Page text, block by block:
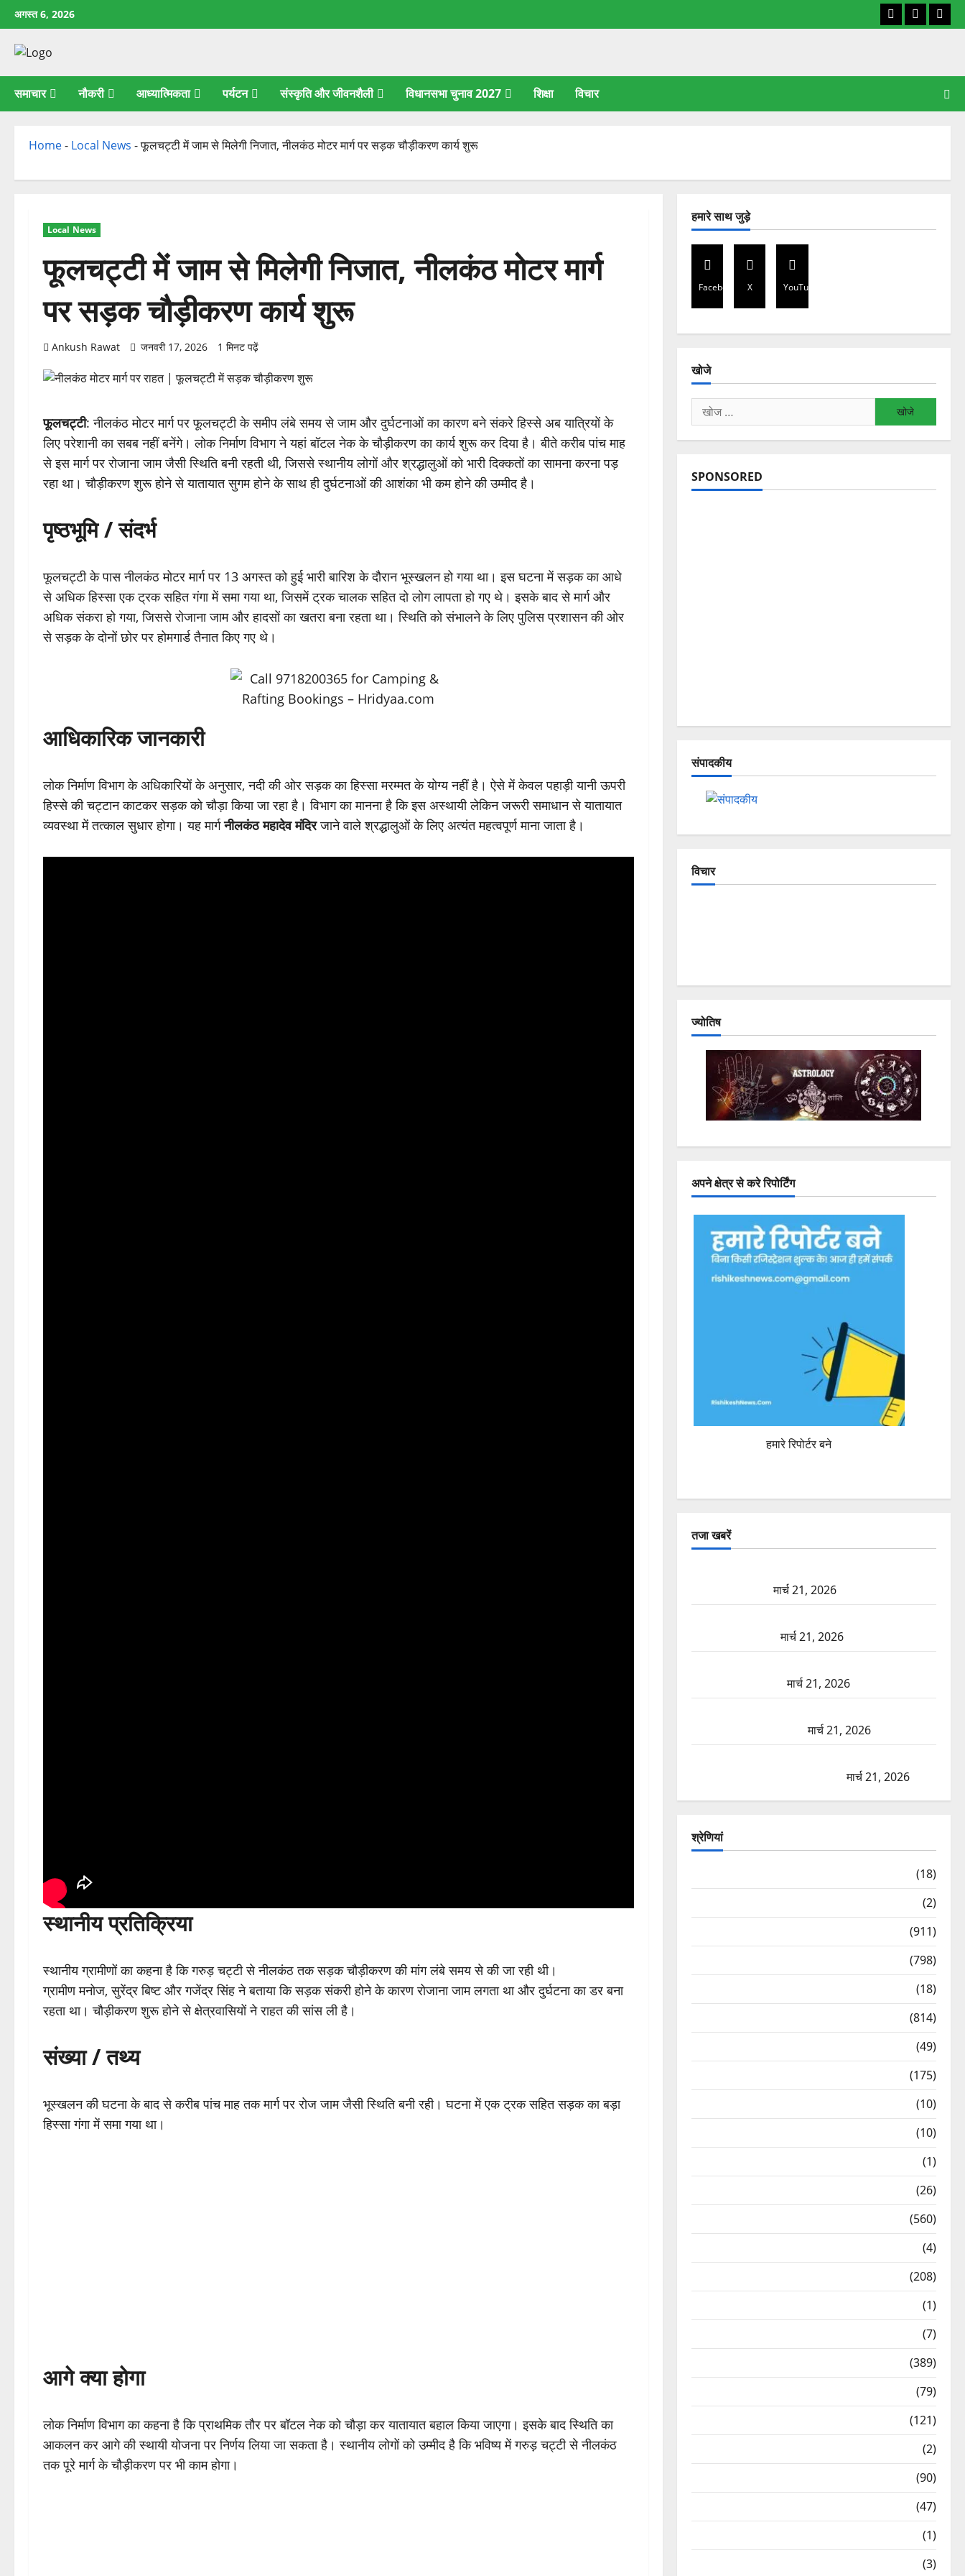
छोड़कर
सामग्री
अगस्त 6, 2026 Facebook
X
समाचार नौकरी आध्यात्मिकता पर्यटन संस्कृति और जीवनशैली विधानसभा चुनाव 2027 शिक्षा विचार
Home- Local News -फूलचट्टी में जाम से मिलेगी निजात, नीलकंठ मोटर मार्ग पर सड़क चौड़ीकरण कार्य शुरू
Local News
फूलचट्टी में जाम से मिलेगी निजात, नीलकंठ मोटर मार्ग
पर सड़क चौड़ीकरण कार्य शुरू
Ankush Rawat जनवरी 17, 2026 1 मिनट पढ़ें
फूलचट्टी: नीलकंठ मोटर मार्ग पर फूलचट्टी के समीप लंबे समय से जाम और दुर्घटनाओं का कारण बने संकरे हिस्से अब यात्रियों के
लिए परेशानी का सबब नहीं बनेंगे। लोक निर्माण विभाग ने यहां बॉटल नेक के चौड़ीकरण का कार्य शुरू कर दिया है। बीते करीब पांच माह
से इस मार्ग पर रोजाना जाम जैसी स्थिति बनी रहती थी, जिससे स्थानीय लोगों और श्रद्धालुओं को भारी दिक्कतों का सामना करना पड़
रहा था। चौड़ीकरण शुरू होने से यातायात सुगम होने के साथ ही दुर्घटनाओं की आशंका भी कम होने की उम्मीद है।
पृष्ठभूमि / संदर्भ
फूलचट्टी के पास नीलकंठ मोटर मार्ग पर 13 अगस्त को हुई भारी बारिश के दौरान भूस्खलन हो गया था। इस घटना में सड़क का आधे
से अधिक हिस्सा एक ट्रक सहित गंगा में समा गया था, जिसमें ट्रक चालक सहित दो लोग लापता हो गए थे। इसके बाद से मार्ग और
अधिक संकरा हो गया, जिससे रोजाना जाम और हादसों का खतरा बना रहता था। स्थिति को संभालने के लिए पुलिस प्रशासन की ओर
से सड़क के दोनों छोर पर होमगार्ड तैनात किए गए थे।
आधिकारिक जानकारी
लोक निर्माण विभाग के अधिकारियों के अनुसार, नदी की ओर सड़क का हिस्सा मरम्मत के योग्य नहीं है। ऐसे में केवल पहाड़ी यानी ऊपरी
हिस्से की चट्टान काटकर सड़क को चौड़ा किया जा रहा है। विभाग का मानना है कि इस अस्थायी लेकिन जरूरी समाधान से यातायात
व्यवस्था में तत्काल सुधार होगा। यह मार्गनीलकंठ महादेव मंदिरजाने वाले श्रद्धालुओं के लिए अत्यंत महत्वपूर्ण माना जाता है।
स्थानीय प्रतिक्रिया
स्थानीय ग्रामीणों का कहना है कि गरुड़ चट्टी से नीलकंठ तक सड़क चौड़ीकरण की मांग लंबे समय से की जा रही थी।
ग्रामीण मनोज, सुरेंद्र बिष्ट और गजेंद्र सिंह ने बताया कि सड़क संकरी होने के कारण रोजाना जाम लगता था और दुर्घटना का डर बना
रहता था। चौड़ीकरण शुरू होने से क्षेत्रवासियों ने राहत की सांस ली है।
संख्या / तथ्य
भूस्खलन की घटना के बाद से करीब पांच माह तक मार्ग पर रोज जाम जैसी स्थिति बनी रही। घटना में एक ट्रक सहित सड़क का बड़ा
हिस्सा गंगा में समा गया था।
आगे क्या होगा
लोक निर्माण विभाग का कहना है कि प्राथमिक तौर पर बॉटल नेक को चौड़ा कर यातायात बहाल किया जाएगा। इसके बाद स्थिति का
आकलन कर आगे की स्थायी योजना पर निर्णय लिया जा सकता है। स्थानीय लोगों को उम्मीद है कि भविष्य में गरुड़ चट्टी से नीलकंठ
तक पूरे मार्ग के चौड़ीकरण पर भी काम होगा।
हमारे साथ जुड़े
Facebook X YouTube
खोजे
निम्न
को
खोजें:
SPONSORED
संपादकीय
विचार
ज्योतिष
अपने क्षेत्र से करे रिपोर्टिंग
हमारे रिपोर्टर बने
तजा खबरें
मार्च 21, 2026
मार्च 21, 2026
मार्च 21, 2026
मार्च 21, 2026
मार्च 21, 2026
श्रेणियां
(18)
(2)
(911)
(798)
(18)
(814)
(49)
(175)
(10)
(10)
(1)
(26)
(560)
(4)
(208)
(1)
(7)
(389)
(79)
(121)
(2)
(90)
(47)
(1)
(3)